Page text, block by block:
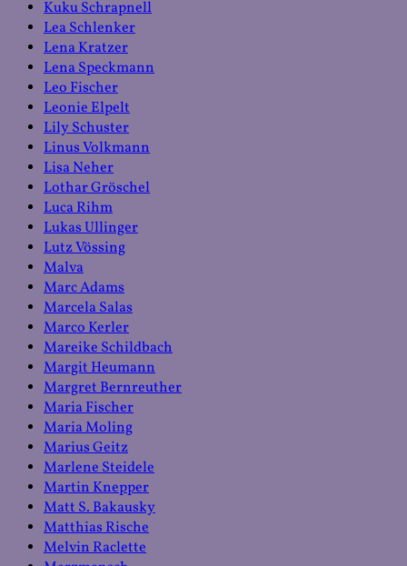
Kuku Schrapnell
Lea Schlenker
Lena Kratzer
Lena Speckmann
Leo Fischer
Leonie Elpelt
Lily Schuster
Linus Volkmann
Lisa Neher
Lothar Gröschel
Luca Rihm
Lukas Ullinger
Lutz Vössing
Malva
Marc Adams
Marcela Salas
Marco Kerler
Mareike Schildbach
Margit Heumann
Margret Bernreuther
Maria Fischer
Maria Moling
Marius Geitz
Marlene Steidele
Martin Knepper
Matt S. Bakausky
Matthias Rische
Melvin Raclette